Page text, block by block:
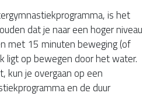
is het
dat je naar een hoger niveau
met 15 minuten beweging (of
ligt op bewegen door het water.
kun je overgaan op een
en de duur